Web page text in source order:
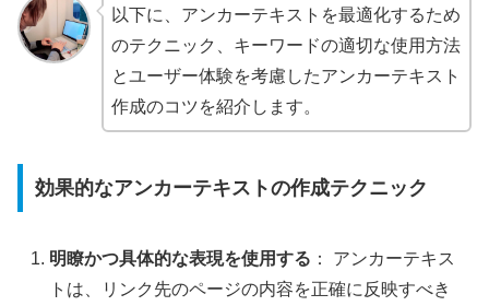
以下に、アンカーテキストを最適化するため
のテクニック、キーワードの適切な使用方法
とユーザー体験を考慮したアンカーテキスト
作成のコツを紹介します。
効果的なアンカーテキストの作成テクニック
明瞭かつ具体的な表現を使用する ： アンカーテキス
トは、リンク先のページの内容を正確に反映すべき